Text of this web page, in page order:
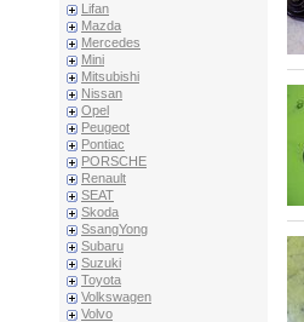
Lifan
Mazda
Mercedes
Mini
Mitsubishi
Nissan
Opel
Peugeot
Pontiac
PORSCHE
Renault
SEAT
Skoda
SsangYong
Subaru
Suzuki
Toyota
Volkswagen
Volvo